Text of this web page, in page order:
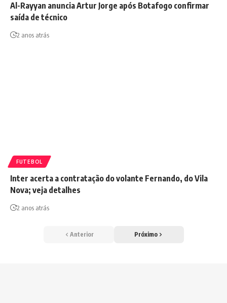
Al-Rayyan anuncia Artur Jorge após Botafogo confirmar
saída de técnico
2 anos atrás
FUTEBOL
Inter acerta a contratação do volante Fernando, do Vila
Nova; veja detalhes
2 anos atrás
Anterior Próximo